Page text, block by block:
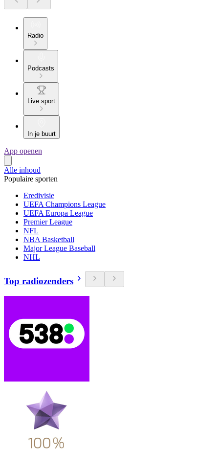
Radio
Podcasts
Live sport
In je buurt
App openen
Alle inhoud
Populaire sporten
Eredivisie
UEFA Champions League
UEFA Europa League
Premier League
NFL
NBA Basketball
Major League Baseball
NHL
Top radiozenders